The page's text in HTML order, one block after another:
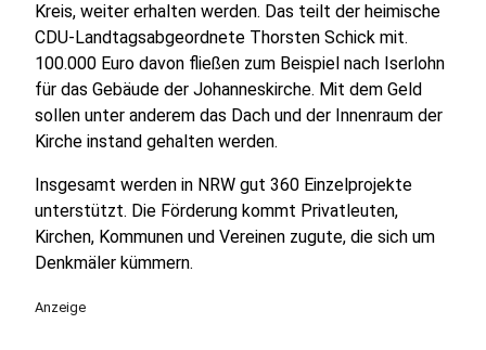
Kreis, weiter erhalten werden. Das teilt der heimische
CDU-Landtagsabgeordnete Thorsten Schick mit.
100.000 Euro davon fließen zum Beispiel nach Iserlohn
für das Gebäude der Johanneskirche. Mit dem Geld
sollen unter anderem das Dach und der Innenraum der
Kirche instand gehalten werden.
Insgesamt werden in NRW gut 360 Einzelprojekte
unterstützt. Die Förderung kommt Privatleuten,
Kirchen, Kommunen und Vereinen zugute, die sich um
Denkmäler kümmern.
Anzeige